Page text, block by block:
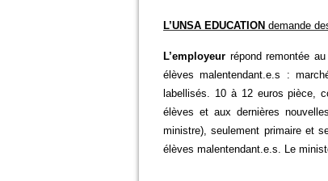
L’UNSA EDUCATION demande
L’employeur répond remontée
élèves malentendant.e.s :
labellisés. 10 à 12 euros pièce,
élèves et aux dernières
ministre), seulement primaire et
élèves malentendant.e.s. Le